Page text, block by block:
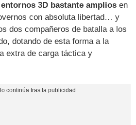
3D bastante amplios en
con absoluta libertad… y
dos compañeros de batalla a los
dotando de esta forma a la
extra de carga táctica y